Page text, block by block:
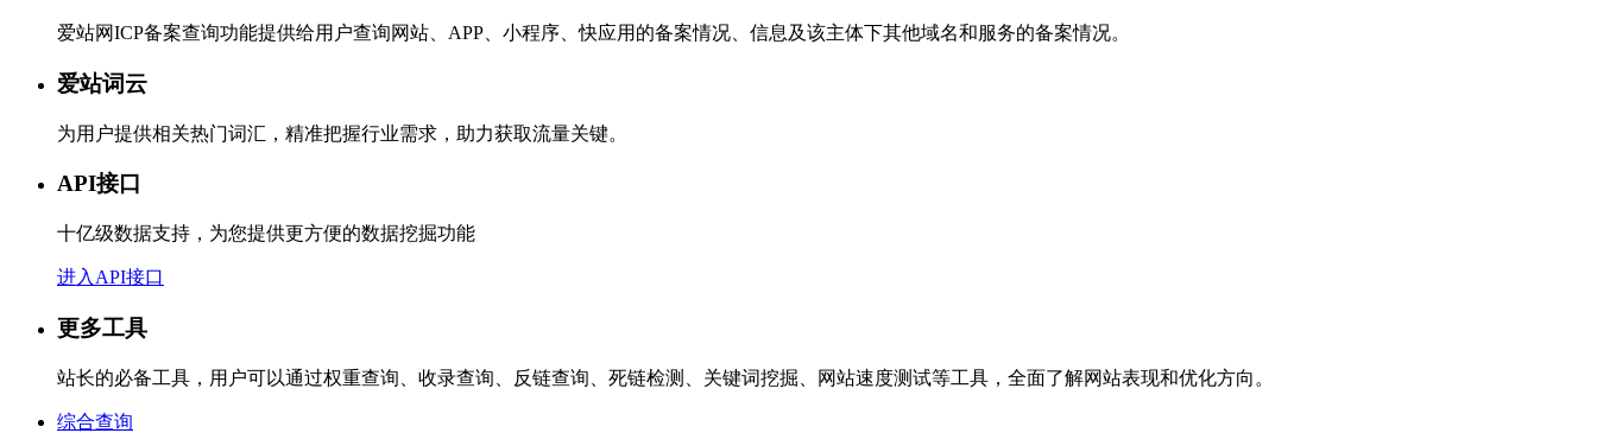
爱站网ICP备案查询功能提供给用户查询网站、APP、小程序、快应用的备案情况、信息及该主体下其他域名和服务的备案情况。
爱站词云
为用户提供相关热门词汇，精准把握行业需求，助力获取流量关键。
API接口
十亿级数据支持，为您提供更方便的数据挖掘功能
进入API接口
更多工具
站长的必备工具，用户可以通过权重查询、收录查询、反链查询、死链检测、关键词挖掘、网站速度测试等工具，全面了解网站表现和优化方向。
综合查询